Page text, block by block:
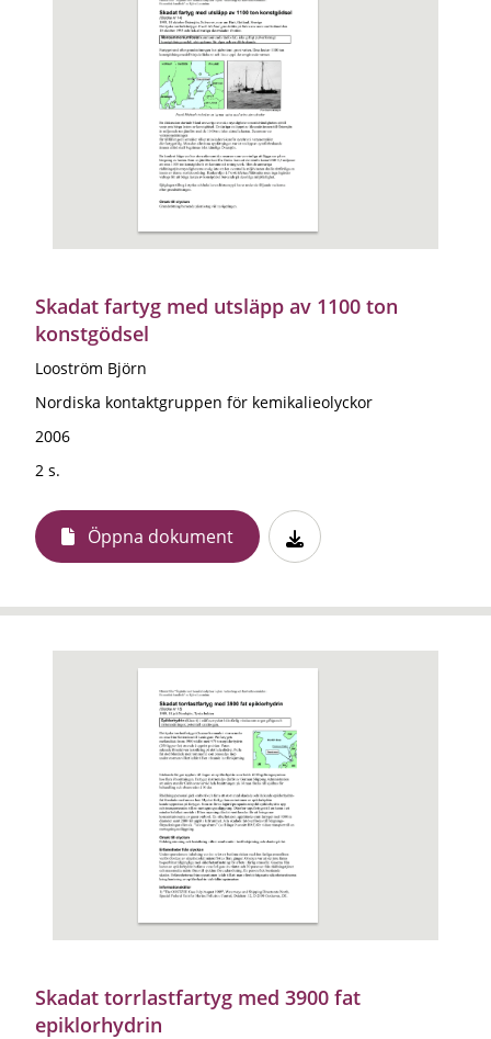
Skadat fartyg med utsläpp av 1100 ton
konstgödsel
Looström Björn
Nordiska kontaktgruppen för kemikalieolyckor
2006
2 s.
Öppna dokument
Skadat torrlastfartyg med 3900 fat
epiklorhydrin